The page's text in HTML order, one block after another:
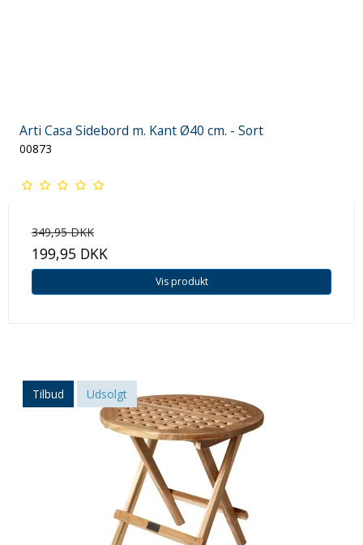
Arti Casa Sidebord m. Kant Ø40 cm. - Sort
00873
349,95 DKK
199,95 DKK
Vis produkt
Tilbud Udsolgt